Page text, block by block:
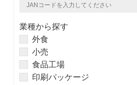
業種から探す
外食
小売
食品工場
印刷パッケージ